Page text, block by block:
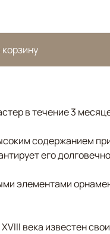
в течение 3
содержанием
его
элементами
века известен